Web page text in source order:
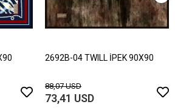
2692B-04 TWILL İPEK 90X90
88,07 USD
73,41 USD